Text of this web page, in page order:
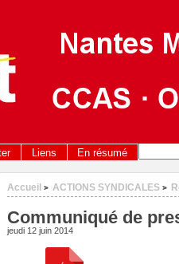
Liens En résumé
Accueil > ACTIONS SYNDICALES >
Communiqué de
jeudi 12 juin 2014